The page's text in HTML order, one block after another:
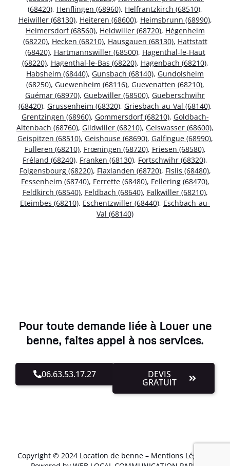
(68420), Henflingen (68960), Helfrantzkirch (68510),
Heiwiller (68130), Heiteren (68600), Heimsbrunn (68990),
Heimersdorf (68560), Heidwiller (68720), Hégenheim
(68220), Hecken (68210), Hausgauen (68130), Hattstatt
(68420), Hartmannswiller (68500), Hagenthal-le-Haut
(68220), Hagenthal-le-Bas (68220), Hagenbach (68210),
Habsheim (68440), Gunsbach (68140), Gundolsheim
(68250), Guewenheim (68116), Guevenatten (68210),
Guémar (68970), Guebwiller (68500), Gueberschwihr
(68420), Grussenheim (68320), Griesbach-au-Val (68140),
Grentzingen (68960), Gommersdorf (68210), Goldbach-
Altenbach (68760), Gildwiller (68210), Geiswasser (68600),
Geispitzen (68510), Geishouse (68690), Galfingue (68990),
Fulleren (68210), Frœningen (68720), Friesen (68580),
Fréland (68240), Franken (68130), Fortschwihr (68320),
Folgensbourg (68220), Flaxlanden (68720), Fislis (68480),
Fessenheim (68740), Ferrette (68480), Fellering (68470),
Feldkirch (68540), Feldbach (68640), Falkwiller (68210),
Eteimbes (68210), Eschentzwiller (68440), Eschbach-au-
Val (68140)
Pour toute demande liée à Louer une
benne, faites appel à nos services.
06.63.53.17.27 DEVIS
GRATUIT
Copyright © 2024 Location de benne – Mentions Légales